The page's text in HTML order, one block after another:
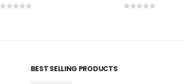
BEST SELLING PRODUCTS